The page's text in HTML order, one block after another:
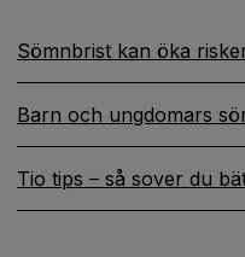
Sömnbrist kan öka
Barn och ungdomars
Tio tips – så sover du